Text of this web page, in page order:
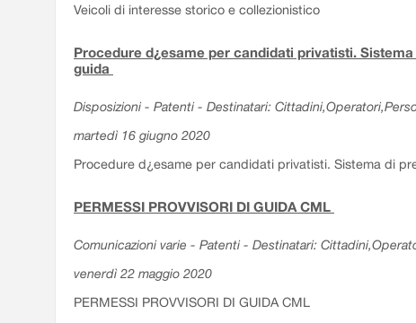
Veicoli di interesse storico e collezionistico
Procedure d¿esame per candidati privatisti.
guida
Disposizioni - Patenti - Destinatari:
martedì 16 giugno 2020
Procedure d¿esame per candidati privatisti. Sistema di
PERMESSI PROVVISORI DI GUIDA CML
Comunicazioni varie - Patenti - Destinatari:
venerdì 22 maggio 2020
PERMESSI PROVVISORI DI GUIDA CML